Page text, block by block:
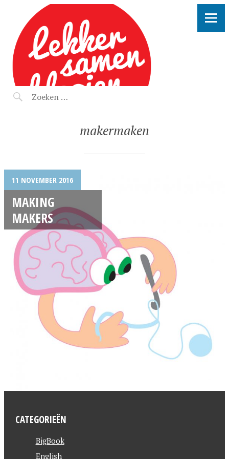
LEKKER SAMEN KLOOIEN
makermaken
11 NOVEMBER 2016
MAKING
MAKERS
CATEGORIEËN
BigBook
English